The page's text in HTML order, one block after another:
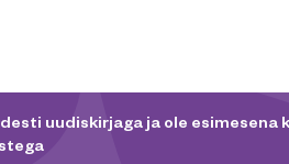
uudiskirjaga ja ole esimesena